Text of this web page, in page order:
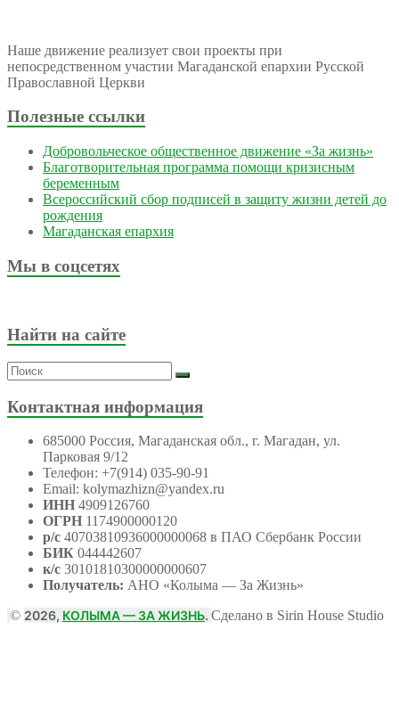
Наше движение реализует свои проекты при
непосредственном участии Магаданской епархии Русской
Православной Церкви
Полезные ссылки
Добровольческое общественное движение «За жизнь»
Благотворительная программа помощи кризисным
беременным
Всероссийский сбор подписей в защиту жизни детей до
рождения
Магаданская епархия
Мы в соцсетях
Найти на сайте
Контактная информация
685000 Россия, Магаданская обл., г. Магадан, ул.
Парковая 9/12
Телефон: +7(914) 035-90-91
Email: kolymazhizn@yandex.ru
ИНН 4909126760
ОГРН 1174900000120
р/с 40703810936000000068 в ПАО Сбербанк России
БИК 044442607
к/с 30101810300000000607
Получатель: АНО «Колыма — За Жизнь»
© 2026, КОЛЫМА — ЗА ЖИЗНЬ. Сделано в Sirin House Studio